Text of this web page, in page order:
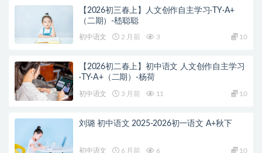
【2026初三春上】人文创作自主学习·TY·A+
（二期）-嵇聪聪
初中语文 2 月前 3 10
【2026初二春上】初中语文 人文创作自主学习
·TY·A+（二期）-杨荷
初中语文 3 月前 11 10
刘璐 初中语文 2025-2026初一语文 A+秋下
初中语文 6 月前 6 10